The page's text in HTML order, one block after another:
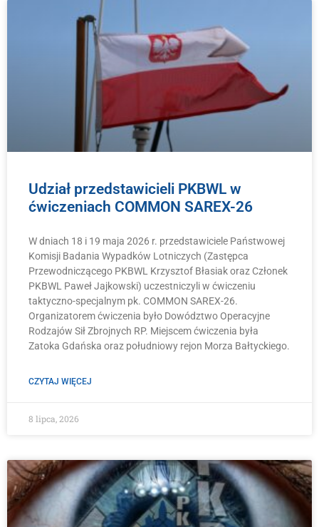
Udział przedstawicieli PKBWL w
ćwiczeniach COMMON SAREX-26
W dniach 18 i 19 maja 2026 r. przedstawiciele Państwowej
Komisji Badania Wypadków Lotniczych (Zastępca
Przewodniczącego PKBWL Krzysztof Błasiak oraz Członek
PKBWL Paweł Jajkowski) uczestniczyli w ćwiczeniu
taktyczno-specjalnym pk. COMMON SAREX-26.
Organizatorem ćwiczenia było Dowództwo Operacyjne
Rodzajów Sił Zbrojnych RP. Miejscem ćwiczenia była
Zatoka Gdańska oraz południowy rejon Morza Bałtyckiego.
CZYTAJ WIĘCEJ
8 lipca, 2026